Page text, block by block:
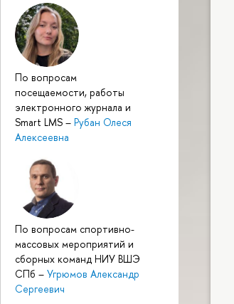
По вопросам
посещаемости, работы
электронного журнала и
Smart LMS – Рубан Олеся
Алексеевна
По вопросам спортивно-
массовых мероприятий и
сборных команд НИУ ВШЭ
СПб – Угрюмов Александр
Сергеевич